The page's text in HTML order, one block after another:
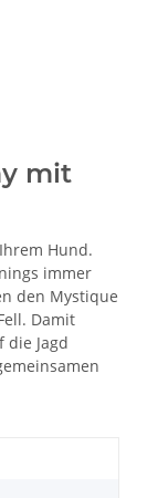
mit
Hund.
immer
den Mystique
Damit
Jagd